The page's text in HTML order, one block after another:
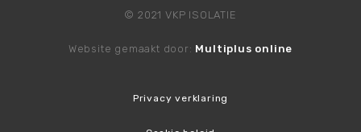
© 2021 VKP ISOLATIE
Website gemaakt door: Multiplus online
Privacy verklaring